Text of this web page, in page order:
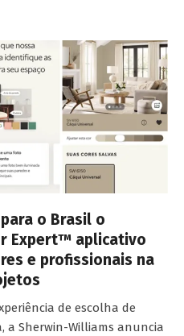
o Brasil o
Expert™ aplicativo
e profissionais na
de escolha de
a Sherwin-Williams anuncia